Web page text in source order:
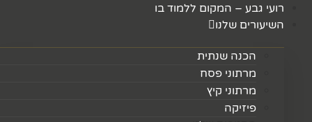
רועי גבע – המקום ללמוד בו
השיעורים שלנו
הכנה שנתית
מרתוני פסח
מרתוני קיץ
פיזיקה